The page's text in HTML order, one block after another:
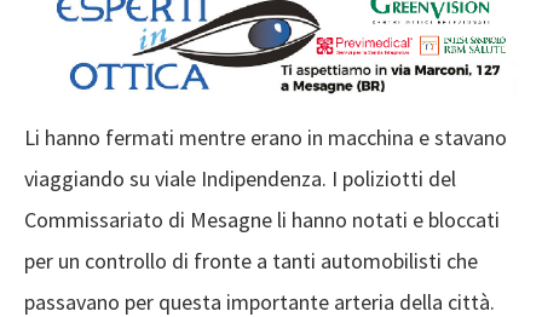
Li hanno fermati mentre erano in macchina e stavano
viaggiando su viale Indipendenza. I poliziotti del
Commissariato di Mesagne li hanno notati e bloccati
per un controllo di fronte a tanti automobilisti che
passavano per questa importante arteria della città.